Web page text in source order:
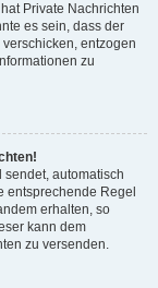
Private Nachrichten
es sein, dass der
entzogen
zu
automatisch
entsprechende Regel
erhalten, so
kann dem
zu versenden.